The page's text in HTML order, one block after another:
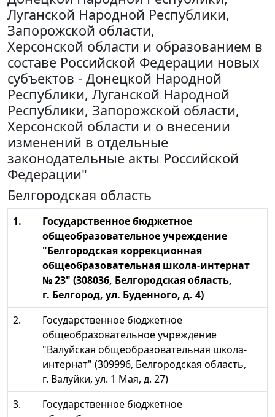
Луганской Народной Республики,
Запорожской области,
Херсонской области и образованием в
составе Российской Федерации новых
субъектов - Донецкой Народной
Республики, Луганской Народной
Республики, Запорожской области,
Херсонской области и о внесении
изменений в отдельные
законодательные акты Российской
Федерации"
Белгородская область
1.
Государственное бюджетное
общеобразовательное учреждение
"Белгородская коррекционная
общеобразовательная школа-интернат
№ 23" (308036, Белгородская область,
г. Белгород, ул. Буденного, д. 4)
2.
Государственное бюджетное
общеобразовательное учреждение
"Валуйская общеобразовательная школа-
интернат" (309996, Белгородская область,
г. Валуйки, ул. 1 Мая, д. 27)
3.
Государственное бюджетное